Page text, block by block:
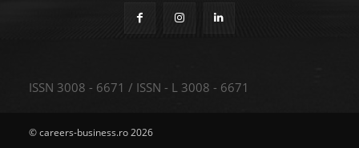
ISSN 3008 - 6671 / ISSN - L 3008 - 6671
© careers-business.ro 2026